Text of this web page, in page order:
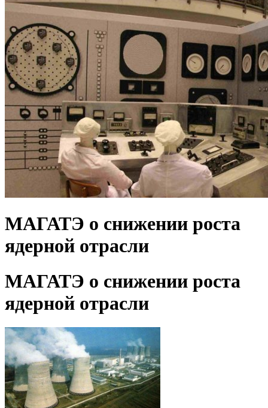
МАГАТЭ о снижении роста
ядерной отрасли
МАГАТЭ о снижении роста
ядерной отрасли